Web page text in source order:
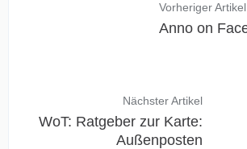
Vorheriger Artikel
Anno on
Nächster Artikel
WoT: Ratgeber zur Karte:
Außenposten